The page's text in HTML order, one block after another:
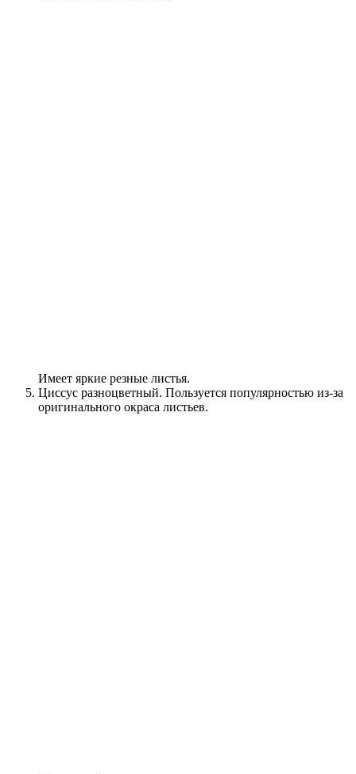
Имеет яркие резные листья.
Циссус разноцветный. Пользуется популярностью из-за
оригинального окраса листьев.